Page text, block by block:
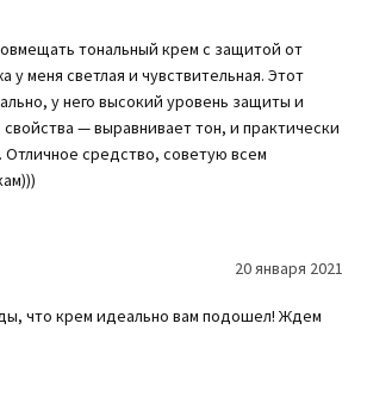
защиту от действия свободных
защищают лицо от воздействия ИК-
помогает не только тонировать кожу,
ее от внешнего воздействия.
кожу, делает ее мягкой и гладкой.
Zo Skin Health Broad Spectrum
втирать в кожу. Постепенно крем
тон и приобретет однородный цвет.
тональный крем с защитой от
у меня светлая и чувствительная. Этот
у него высокий уровень защиты и
— выравнивает тон, и практически
Отличное средство, советую всем
20 января 2021
что крем идеально вам подошел! Ждем